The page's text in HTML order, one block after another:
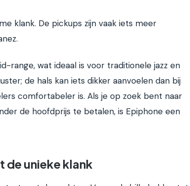
klank. De pickups zijn vaak iets meer
range, wat ideaal is voor traditionele jazz en
de hals kan iets dikker aanvoelen dan bij
comfortabeler is. Als je op zoek bent naar
de hoofdprijs te betalen, is Epiphone een
de unieke klank